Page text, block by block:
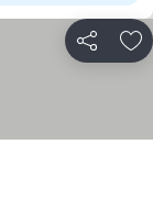
Partilhar